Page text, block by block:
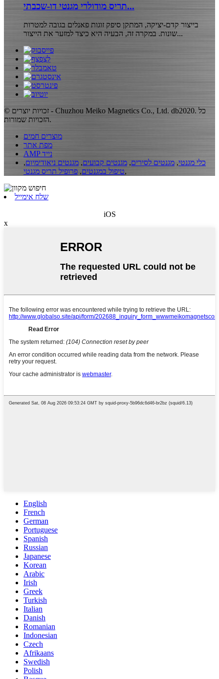
תריס מודולרי מגנטי דו-שכבתי...
בייצור קדם-יציקה, המתקן סיפק זוגות פאנלים בגובה למטרות
שונות. במקרה זה, הבעיה היא כיצד למזער את הייצור...
© זכויות יוצרים - Chuzhou Meiko Magnetics Co., Ltd. db2020. כל
הזכויות שמורות.
מוצרים חמים
מפת אתר
AMP נייד
כלי מגנטי, מגנטים לסירים, מגנטים קבועים, מגנטים ניאודימיום,
טיפול במגנטים, פרופיל תריס מגנטי ,
שלח אימייל
iOS
x
English
French
German
Portuguese
Spanish
Russian
Japanese
Korean
Arabic
Irish
Greek
Turkish
Italian
Danish
Romanian
Indonesian
Czech
Afrikaans
Swedish
Polish